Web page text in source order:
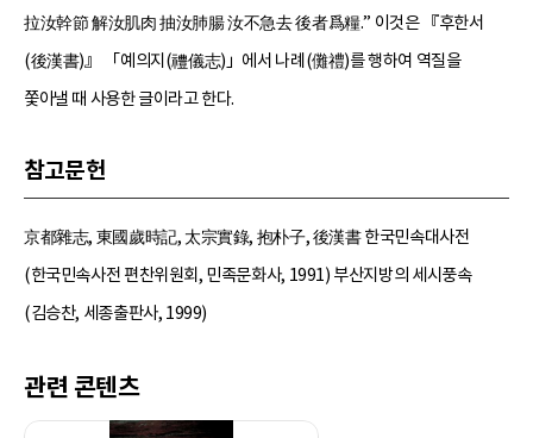
拉汝幹節 解汝肌肉 抽汝肺腸 汝不急去 後者爲糧.” 이것은 『후한서
(後漢書)』 「예의지(禮儀志)」에서 나례(儺禮)를 행하여 역질을
쫓아낼 때 사용한 글이라고 한다.
참고문헌
京都雜志, 東國歲時記, 太宗實錄, 抱朴子, 後漢書 한국민속대사전
(한국민속사전 편찬위원회, 민족문화사, 1991) 부산지방의 세시풍속
(김승찬, 세종출판사, 1999)
관련 콘텐츠